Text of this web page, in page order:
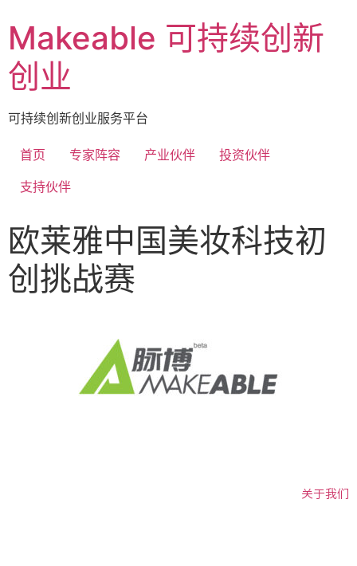
Makeable 可持续创新
创业
可持续创新创业服务平台
首页 专家阵容 产业伙伴
投资伙伴
支持伙伴
欧莱雅中国美妆科技初
创挑战赛
关于我们